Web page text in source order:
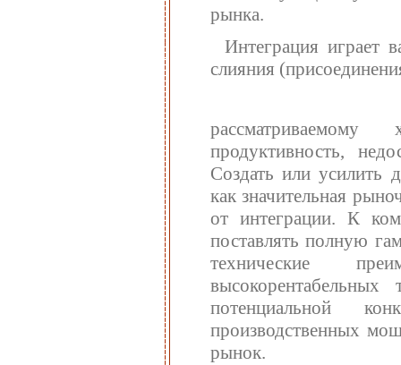
рынка.
Интеграция играет
слияния
продуктивность,
Создать или усилить
как значительная
от интеграции. К
поставлять полную
технические
потенциальной
производственных
рынок.